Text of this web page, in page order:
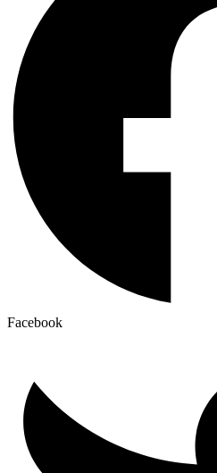
Facebook